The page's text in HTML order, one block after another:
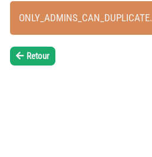
ONLY_ADMINS_CAN_DUPLICATE.
Retour